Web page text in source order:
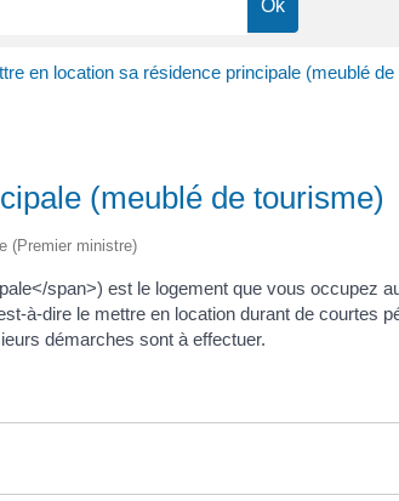
en location sa résidence principale (meublé
(meublé de tourisme)
(Premier ministre)
span>) est le logement que vous occupez
à-dire le mettre en location durant de courtes
démarches sont à effectuer.